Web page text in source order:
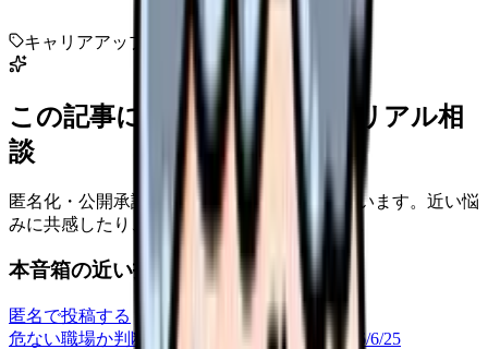
キャリアアップ 認定看護師
この記事に近い看護師さんのリアル相
談
匿名化・公開承認済みの本音だけを表示しています。近い悩
みに共感したり、自分の状況を投稿できます。
本音箱の近い投稿
匿名で投稿する
危ない職場か判断してほしい
career-growth2026/6/25